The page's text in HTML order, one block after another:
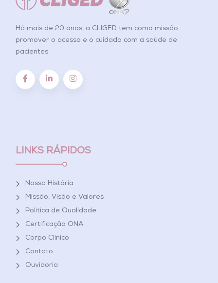
Há mais de 20 anos, a CLIGED tem como missão
promover o acesso e o cuidado com a saúde de
pacientes
LINKS RÁPIDOS
Nossa História
Missão, Visão e Valores
Política de Qualidade
Certificação ONA
Corpo Clínico
Contato
Ouvidoria